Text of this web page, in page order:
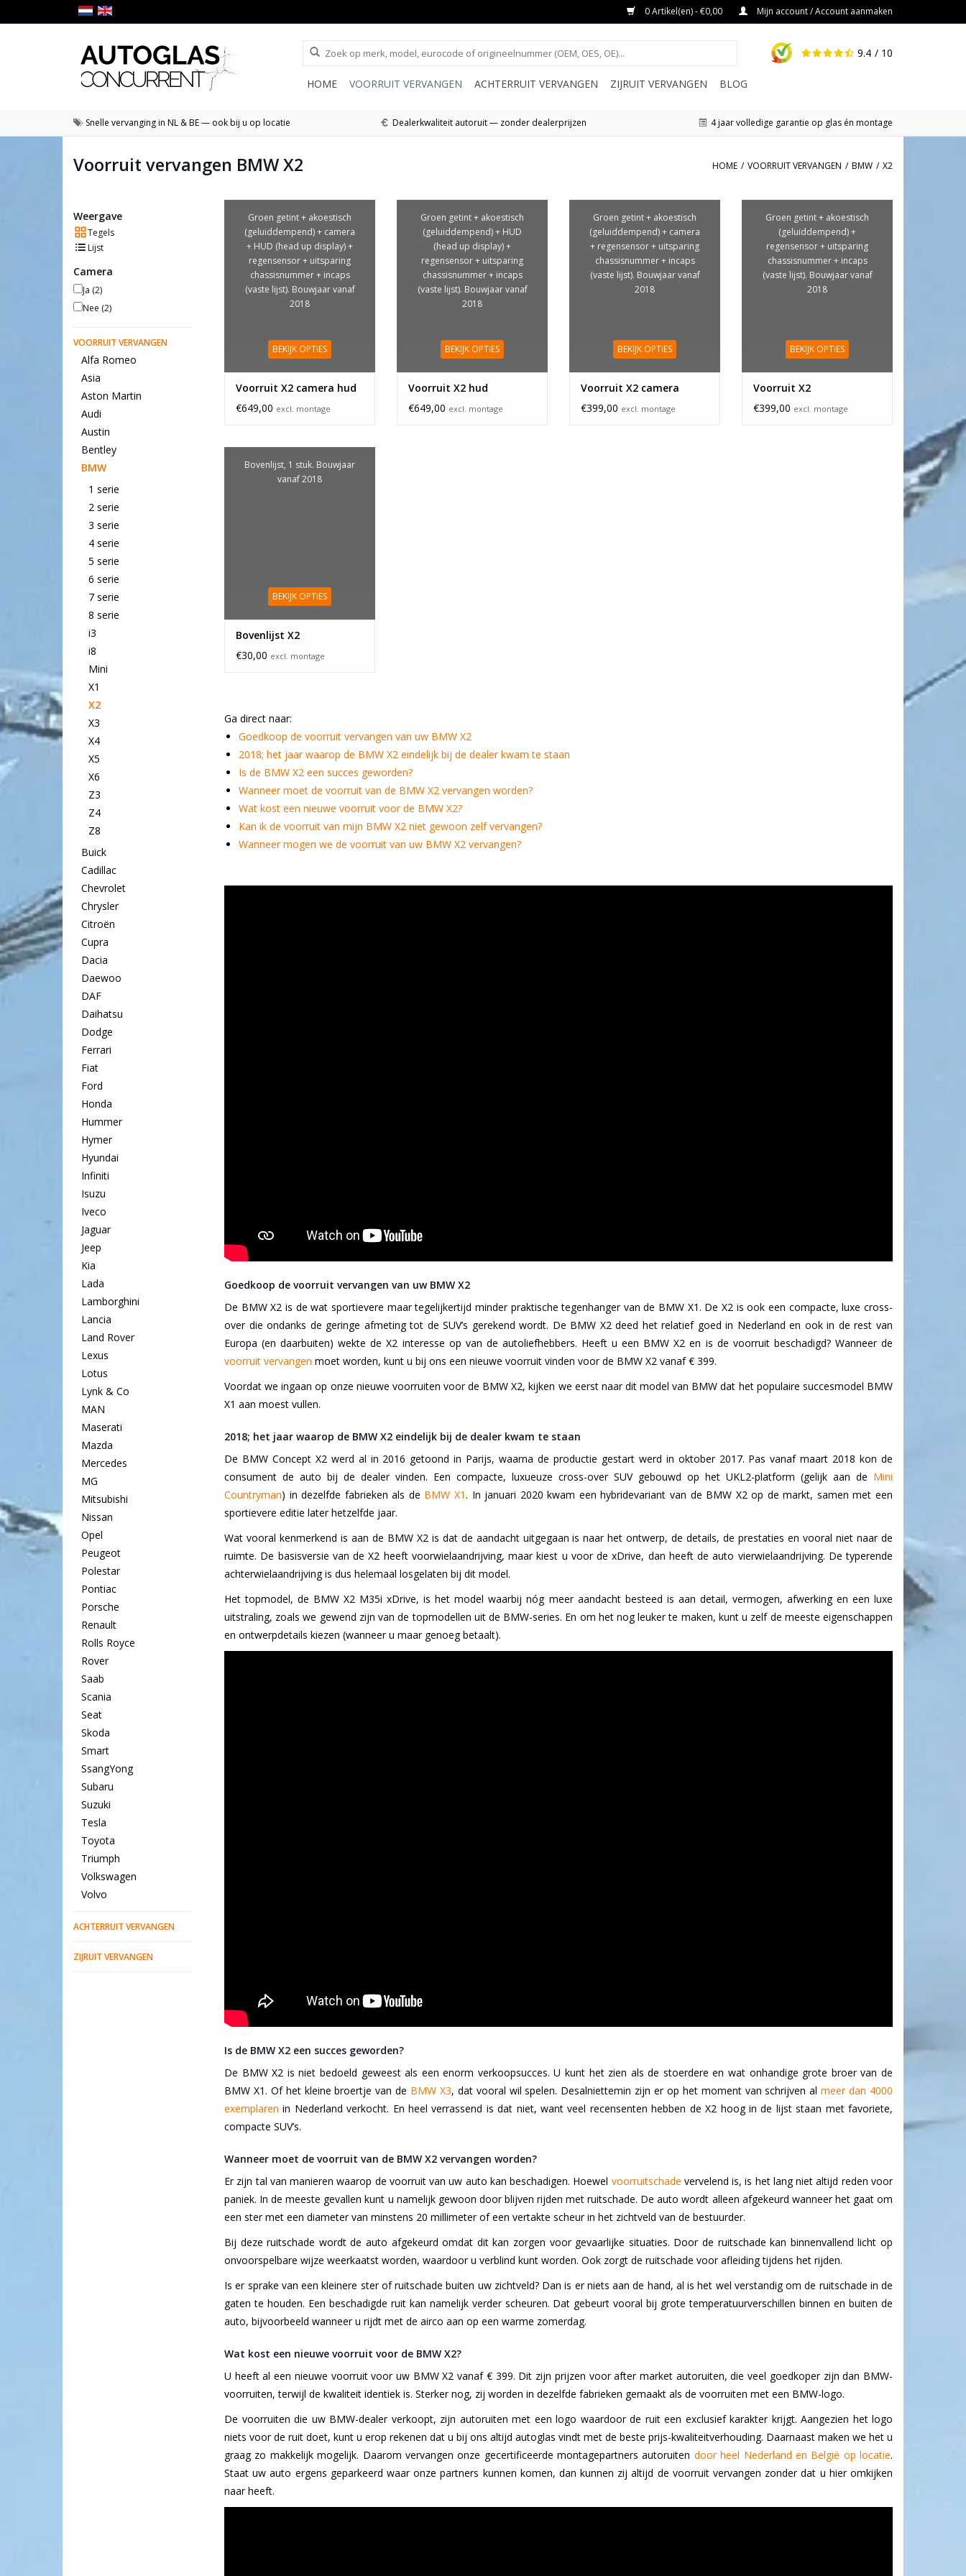
0 Artikel(en) - €0,00 Mijn account / Account aanmaken
9.4 / 10
HOME VOORRUIT VERVANGEN ACHTERRUIT VERVANGEN ZIJRUIT VERVANGEN BLOG
Snelle vervanging in NL & BE — ook bij u op locatie Dealerkwaliteit autoruit — zonder dealerprijzen 4 jaar volledige garantie op glas én montage
Voorruit vervangen BMW X2 HOME / VOORRUIT VERVANGEN / BMW / X2
Weergave
Tegels
Lijst
Camera
Ja (2)
Nee (2)
VOORRUIT VERVANGEN
Alfa Romeo
Asia
Aston Martin
Audi
Austin
Bentley
BMW
1 serie
2 serie
3 serie
4 serie
5 serie
6 serie
7 serie
8 serie
i3
i8
Mini
X1
X2
X3
X4
X5
X6
Z3
Z4
Z8
Buick
Cadillac
Chevrolet
Chrysler
Citroën
Cupra
Dacia
Daewoo
DAF
Daihatsu
Dodge
Ferrari
Fiat
Ford
Honda
Hummer
Hymer
Hyundai
Infiniti
Isuzu
Iveco
Jaguar
Jeep
Kia
Lada
Lamborghini
Lancia
Land Rover
Lexus
Lotus
Lynk & Co
MAN
Maserati
Mazda
Mercedes
MG
Mitsubishi
Nissan
Opel
Peugeot
Polestar
Pontiac
Porsche
Renault
Rolls Royce
Rover
Saab
Scania
Seat
Skoda
Smart
SsangYong
Subaru
Suzuki
Tesla
Toyota
Triumph
Volkswagen
Volvo
ACHTERRUIT VERVANGEN
ZIJRUIT VERVANGEN
Groen getint + akoestisch
(geluiddempend) + camera
+ HUD (head up display) +
regensensor + uitsparing
chassisnummer + incaps
(vaste lijst). Bouwjaar vanaf
2018
BEKIJK OPTIES
Voorruit X2 camera hud
€649,00 excl. montage
Groen getint + akoestisch
(geluiddempend) + HUD
(head up display) +
regensensor + uitsparing
chassisnummer + incaps
(vaste lijst). Bouwjaar vanaf
2018
BEKIJK OPTIES
Voorruit X2 hud
€649,00 excl. montage
Groen getint + akoestisch
(geluiddempend) + camera
+ regensensor + uitsparing
chassisnummer + incaps
(vaste lijst). Bouwjaar vanaf
2018
BEKIJK OPTIES
Voorruit X2 camera
€399,00 excl. montage
Groen getint + akoestisch
(geluiddempend) +
regensensor + uitsparing
chassisnummer + incaps
(vaste lijst). Bouwjaar vanaf
2018
BEKIJK OPTIES
Voorruit X2
€399,00 excl. montage
Bovenlijst, 1 stuk. Bouwjaar
vanaf 2018
BEKIJK OPTIES
Bovenlijst X2
€30,00 excl. montage
Ga direct naar:
Goedkoop de voorruit vervangen van uw BMW X2
2018; het jaar waarop de BMW X2 eindelijk bij de dealer kwam te staan
Is de BMW X2 een succes geworden?
Wanneer moet de voorruit van de BMW X2 vervangen worden?
Wat kost een nieuwe voorruit voor de BMW X2?
Kan ik de voorruit van mijn BMW X2 niet gewoon zelf vervangen?
Wanneer mogen we de voorruit van uw BMW X2 vervangen?
Goedkoop de voorruit vervangen van uw BMW X2
De BMW X2 is de wat sportievere maar tegelijkertijd minder praktische tegenhanger van de BMW X1. De X2 is ook een compacte, luxe cross-
over die ondanks de geringe afmeting tot de SUV’s gerekend wordt. De BMW X2 deed het relatief goed in Nederland en ook in de rest van
Europa (en daarbuiten) wekte de X2 interesse op van de autoliefhebbers. Heeft u een BMW X2 en is de voorruit beschadigd? Wanneer de
voorruit vervangen moet worden, kunt u bij ons een nieuwe voorruit vinden voor de BMW X2 vanaf € 399.
Voordat we ingaan op onze nieuwe voorruiten voor de BMW X2, kijken we eerst naar dit model van BMW dat het populaire succesmodel BMW
X1 aan moest vullen.
2018; het jaar waarop de BMW X2 eindelijk bij de dealer kwam te staan
De BMW Concept X2 werd al in 2016 getoond in Parijs, waarna de productie gestart werd in oktober 2017. Pas vanaf maart 2018 kon de
consument de auto bij de dealer vinden. Een compacte, luxueuze cross-over SUV gebouwd op het UKL2-platform (gelijk aan de Mini
Countryman) in dezelfde fabrieken als de BMW X1. In januari 2020 kwam een hybridevariant van de BMW X2 op de markt, samen met een
sportievere editie later hetzelfde jaar.
Wat vooral kenmerkend is aan de BMW X2 is dat de aandacht uitgegaan is naar het ontwerp, de details, de prestaties en vooral niet naar de
ruimte. De basisversie van de X2 heeft voorwielaandrijving, maar kiest u voor de xDrive, dan heeft de auto vierwielaandrijving. De typerende
achterwielaandrijving is dus helemaal losgelaten bij dit model.
Het topmodel, de BMW X2 M35i xDrive, is het model waarbij nóg meer aandacht besteed is aan detail, vermogen, afwerking en een luxe
uitstraling, zoals we gewend zijn van de topmodellen uit de BMW-series. En om het nog leuker te maken, kunt u zelf de meeste eigenschappen
en ontwerpdetails kiezen (wanneer u maar genoeg betaalt).
Is de BMW X2 een succes geworden?
De BMW X2 is niet bedoeld geweest als een enorm verkoopsucces. U kunt het zien als de stoerdere en wat onhandige grote broer van de
BMW X1. Of het kleine broertje van de BMW X3, dat vooral wil spelen. Desalniettemin zijn er op het moment van schrijven almeer dan 4000
exemplaren in Nederland verkocht. En heel verrassend is dat niet, want veel recensenten hebben de X2 hoog in de lijst staan met favoriete,
compacte SUV’s.
Wanneer moet de voorruit van de BMW X2 vervangen worden?
Er zijn tal van manieren waarop de voorruit van uw auto kan beschadigen. Hoewel voorruitschade vervelend is, is het lang niet altijd reden voor
paniek. In de meeste gevallen kunt u namelijk gewoon door blijven rijden met ruitschade. De auto wordt alleen afgekeurd wanneer het gaat om
een ster met een diameter van minstens 20 millimeter of een vertakte scheur in het zichtveld van de bestuurder.
Bij deze ruitschade wordt de auto afgekeurd omdat dit kan zorgen voor gevaarlijke situaties. Door de ruitschade kan binnenvallend licht op
onvoorspelbare wijze weerkaatst worden, waardoor u verblind kunt worden. Ook zorgt de ruitschade voor afleiding tijdens het rijden.
Is er sprake van een kleinere ster of ruitschade buiten uw zichtveld? Dan is er niets aan de hand, al is het wel verstandig om de ruitschade in de
gaten te houden. Een beschadigde ruit kan namelijk verder scheuren. Dat gebeurt vooral bij grote temperatuurverschillen binnen en buiten de
auto, bijvoorbeeld wanneer u rijdt met de airco aan op een warme zomerdag.
Wat kost een nieuwe voorruit voor de BMW X2?
U heeft al een nieuwe voorruit voor uw BMW X2 vanaf € 399. Dit zijn prijzen voor after market autoruiten, die veel goedkoper zijn dan BMW-
voorruiten, terwijl de kwaliteit identiek is. Sterker nog, zij worden in dezelfde fabrieken gemaakt als de voorruiten met een BMW-logo.
De voorruiten die uw BMW-dealer verkoopt, zijn autoruiten met een logo waardoor de ruit een exclusief karakter krijgt. Aangezien het logo
niets voor de ruit doet, kunt u erop rekenen dat u bij ons altijd autoglas vindt met de beste prijs-kwaliteitverhouding. Daarnaast maken we het u
graag zo makkelijk mogelijk. Daarom vervangen onze gecertificeerde montagepartners autoruiten door heel Nederland en België op locatie.
Staat uw auto ergens geparkeerd waar onze partners kunnen komen, dan kunnen zij altijd de voorruit vervangen zonder dat u hier omkijken
naar heeft.